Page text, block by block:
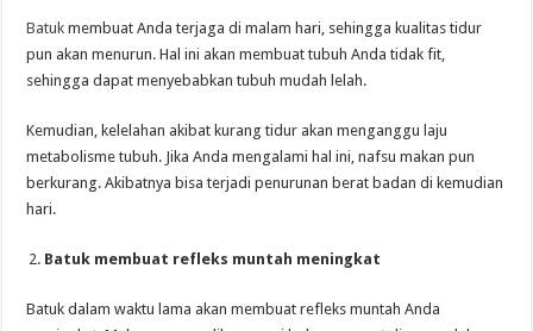
Batukmembuat Anda terjaga di malam hari, sehingga kualitas tidur
pun akan menurun. Hal ini akan membuat tubuh Anda tidak fit,
sehingga dapat menyebabkan tubuh mudah lelah.
Kemudian, kelelahan akibat kurang tidur akan menganggu laju
metabolisme tubuh. Jika Anda mengalami hal ini, nafsu makan pun
berkurang. Akibatnya bisa terjadi penurunan berat badan di kemudian
hari.
Batuk membuat refleks muntah meningkat
Batuk dalam waktu lama akan membuat refleks muntah Anda